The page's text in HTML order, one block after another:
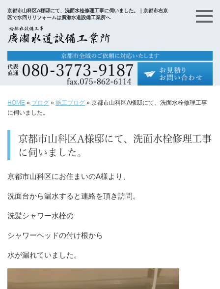
京都市山科区A様邸にて、洗面水栓修理工事に伺いました。｜京都市右京
区で水回りリフォームは廣瀨水道設備工業所へ
HOME » ブログ » 施工ブログ » 京都市山科区A様邸にて、洗面水栓修理工事
に伺いました。
京都市山科区A様邸にて、洗面水栓修理工事
に伺いました。
京都市山科区にお住まいのA様より、
洗面台から漏水すると連絡を頂き訪問。
洗髪シャワー水栓の
シャワーヘッドの付け根から
水が漏れていました。